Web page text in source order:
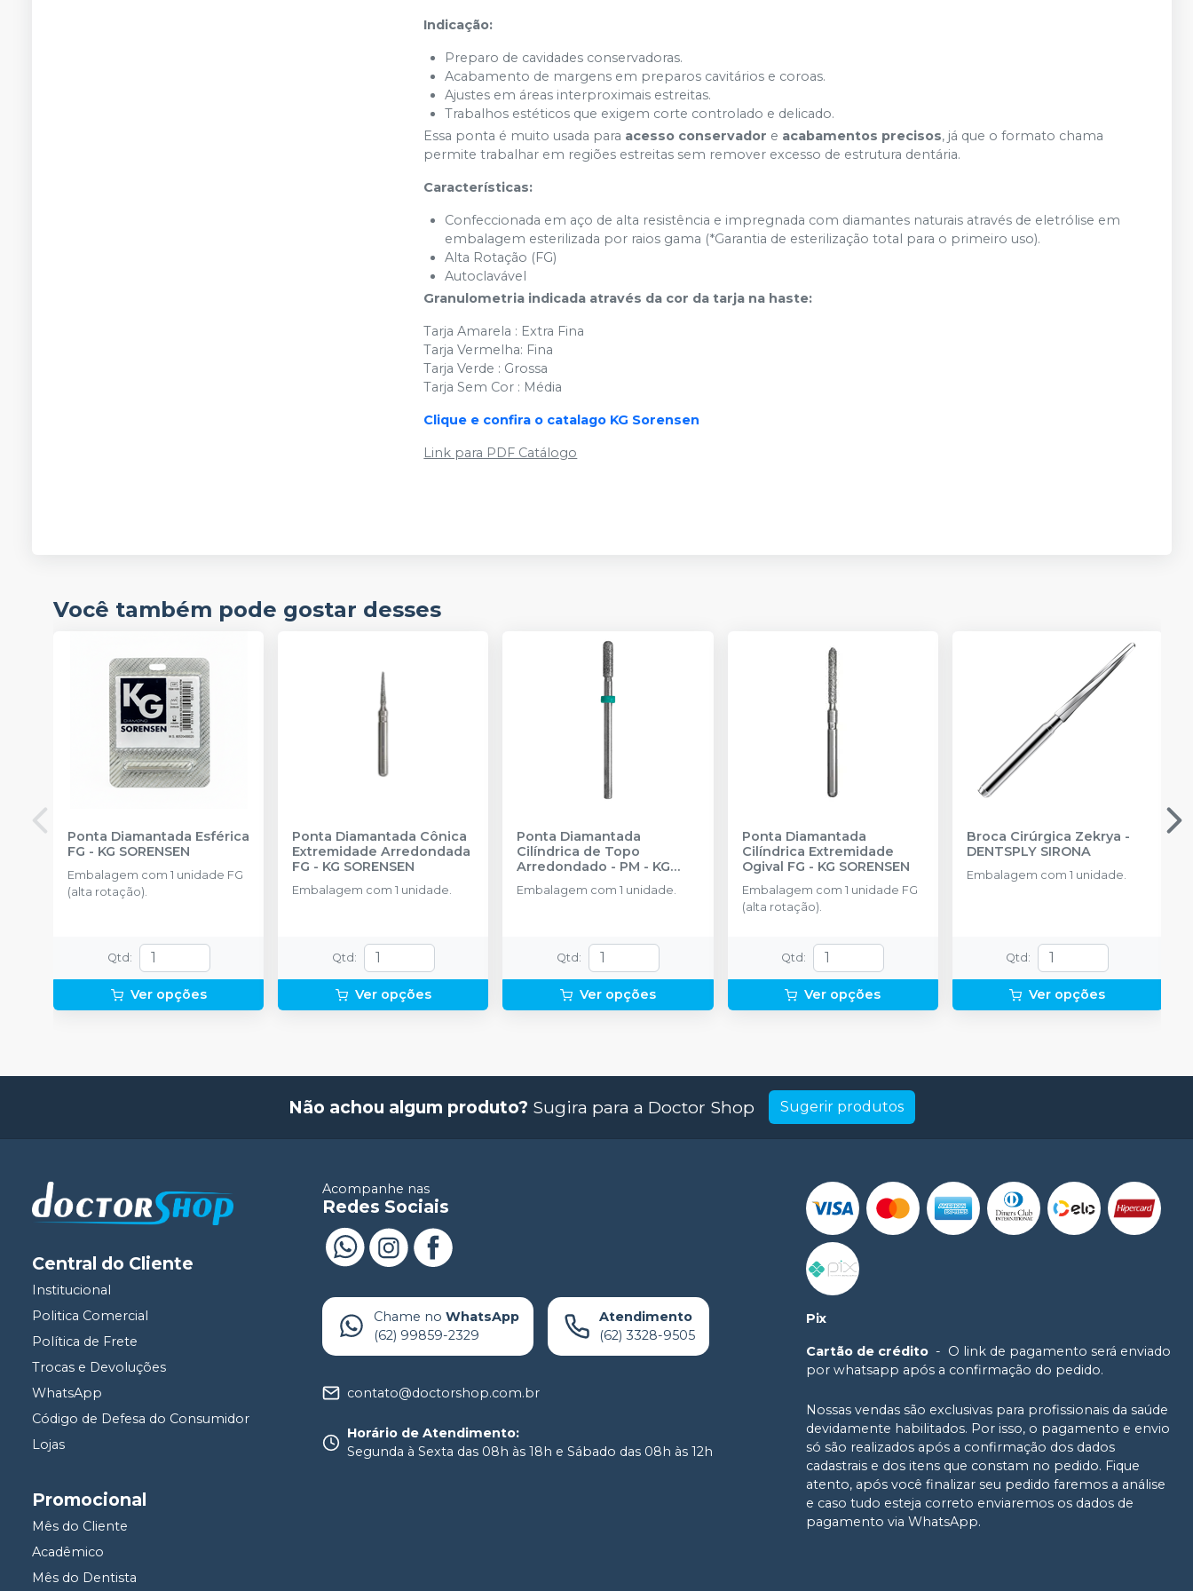
3168FF
Indicação:
Preparo de cavidades conservadoras.
Acabamento de margens em preparos cavitários e coroas.
Ajustes em áreas interproximais estreitas.
Trabalhos estéticos que exigem corte controlado e delicado.
Essa ponta é muito usada para acesso conservador e acabamentos precisos, já que o formato chama
permite trabalhar em regiões estreitas sem remover excesso de estrutura dentária.
Características:
Confeccionada em aço de alta resistência e impregnada com diamantes naturais através de eletrólise em
embalagem esterilizada por raios gama (*Garantia de esterilização total para o primeiro uso).
Alta Rotação (FG)
Autoclavável
Granulometria indicada através da cor da tarja na haste:
Tarja Amarela : Extra Fina
Tarja Vermelha: Fina
Tarja Verde : Grossa
Tarja Sem Cor : Média
Clique e confira o catalago KG Sorensen
Link para PDF Catálogo
Você também pode gostar desses
Ponta Diamantada Esférica
FG - KG SORENSEN
Embalagem com 1 unidade FG
(alta rotação).
Qtd :
Ver opções
Ponta Diamantada Cônica
Extremidade Arredondada
FG - KG SORENSEN
Embalagem com 1 unidade.
Qtd :
Ver opções
Ponta Diamantada
Cilíndrica de Topo
Arredondado - PM - KG
Embalagem com 1 unidade.
Qtd :
Ver opções
Ponta Diamantada
Cilíndrica Extremidade
Ogival FG - KG SORENSEN
Embalagem com 1 unidade FG
(alta rotação).
Qtd :
Ver opções
Broca Cirúrgica Zekrya -
DENTSPLY SIRONA
Embalagem com 1 unidade.
Qtd :
Ver opções
Não achou algum produto? Sugira para a Doctor Shop Sugerir produtos
Central do Cliente
Institucional
Politica Comercial
Política de Frete
Trocas e Devoluções
WhatsApp
Código de Defesa do Consumidor
Lojas
Promocional
Mês do Cliente
Acadêmico
Mês do Dentista
Acompanhe nas
Redes Sociais
Chame no WhatsApp
(62) 99859-2329
Atendimento
(62) 3328-9505
contato@doctorshop.com.br
Horário de Atendimento:
Segunda à Sexta das 08h às 18h e Sábado das 08h às 12h
Pix
Cartão de crédito - O link de pagamento será enviado
por whatsapp após a confirmação do pedido.
Nossas vendas são exclusivas para profissionais da saúde
devidamente habilitados. Por isso, o pagamento e envio
só são realizados após a confirmação dos dados
cadastrais e dos itens que constam no pedido. Fique
atento, após você finalizar seu pedido faremos a análise
e caso tudo esteja correto enviaremos os dados de
pagamento via WhatsApp.